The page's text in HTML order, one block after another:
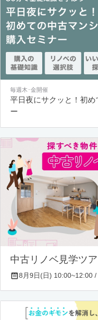
毎週木･金開催
平日夜にサクッと！初
ー
中古リノベ見学ツ
8月9日(日) 10:00~12:00